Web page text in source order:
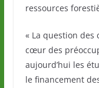
ressources
« La question des
cœur des
aujourd’hui les
le financement